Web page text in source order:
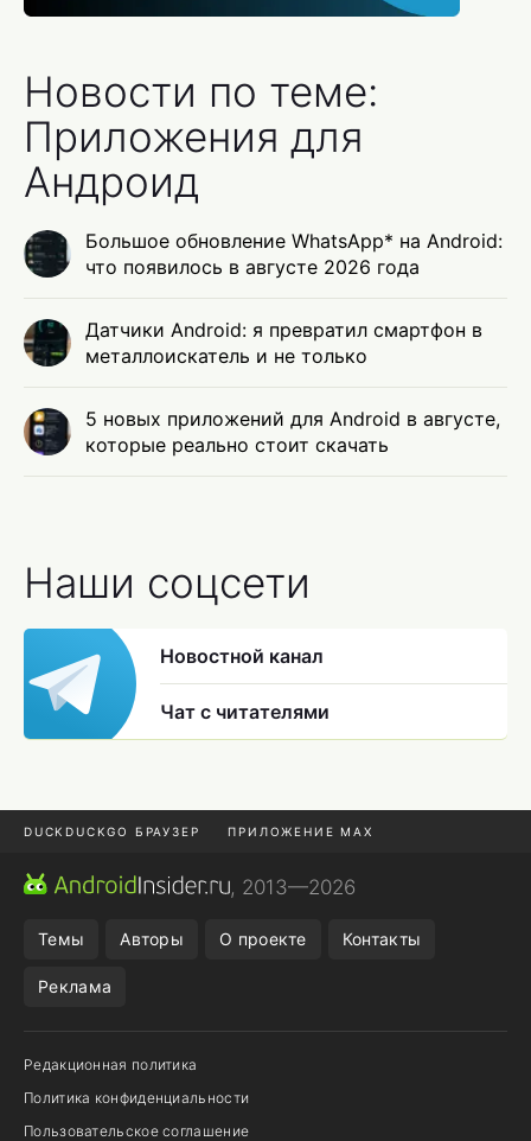
Новости по теме:
Приложения для
Андроид
Большое обновление WhatsApp* на Android:
что появилось в августе 2026 года
Датчики Android: я превратил смартфон в
металлоискатель и не только
5 новых приложений для Android в августе,
которые реально стоит скачать
Наши соцсети
Новостной канал
Чат с читателями
DUCKDUCKGO БРАУЗЕР ПРИЛОЖЕНИЕ MAX
ПРИЛОЖЕНИЯ ANDROID
, 2013—2026
Темы Авторы О проекте Контакты
Реклама
Редакционная политика
Политика конфиденциальности
Пользовательское соглашение